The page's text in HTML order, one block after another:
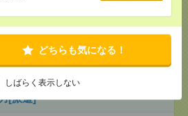
どちらも気になる！
しばらく表示しない
気になる！
プの健保組合／残業なし！16
[派遣]